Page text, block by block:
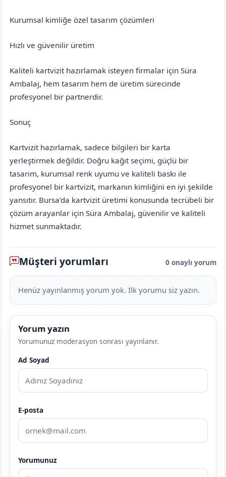
Kurumsal kimliğe özel tasarım çözümleri
Hızlı ve güvenilir üretim
Kaliteli kartvizit hazırlamak isteyen firmalar için Süra
Ambalaj, hem tasarım hem de üretim sürecinde
profesyonel bir partnerdir.
Sonuç
Kartvizit hazırlamak, sadece bilgileri bir karta
yerleştirmek değildir. Doğru kağıt seçimi, güçlü bir
tasarım, kurumsal renk uyumu ve kaliteli baskı ile
profesyonel bir kartvizit, markanın kimliğini en iyi şekilde
yansıtır. Bursa’da kartvizit üretimi konusunda tecrübeli bir
çözüm arayanlar için Süra Ambalaj, güvenilir ve kaliteli
hizmet sunmaktadır.
Müşteri yorumları 0 onaylı yorum
Henüz yayınlanmış yorum yok. İlk yorumu siz yazın.
Yorum yazın
Yorumunuz moderasyon sonrası yayınlanır.
Ad Soyad
E-posta
Yorumunuz